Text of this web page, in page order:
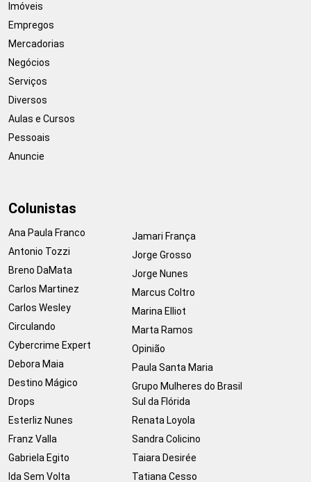
Imóveis
Empregos
Mercadorias
Negócios
Serviços
Diversos
Aulas e Cursos
Pessoais
Anuncie
Colunistas
Ana Paula Franco
Antonio Tozzi
Breno DaMata
Carlos Martinez
Carlos Wesley
Circulando
Cybercrime Expert
Debora Maia
Destino Mágico
Drops
Esterliz Nunes
Franz Valla
Gabriela Egito
Ida Sem Volta
Jamari França
Jorge Grosso
Jorge Nunes
Marcus Coltro
Marina Elliot
Marta Ramos
Opinião
Paula Santa Maria
Grupo Mulheres do Brasil
Sul da Flórida
Renata Loyola
Sandra Colicino
Taiara Desirée
Tatiana Cesso